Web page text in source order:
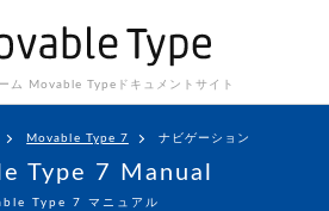
ム Movable Type ドキュメントサイト
Movable Type 7 ナビゲーション
Type 7 Manual
Type 7 マニュアル